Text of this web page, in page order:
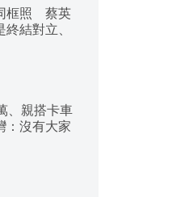
框照 蔡英
結對立、
、親搭卡車
沒有大家